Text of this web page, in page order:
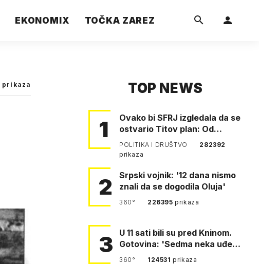
EKONOMIX TOČKA ZAREZ
prikaza TOP NEWS
1
Ovako bi SFRJ izgledala da se
ostvario Titov plan: Od
Klagenfurta do Istanbula!
POLITIKA I DRUŠTVO
282392
prikaza
2
Srpski vojnik: '12 dana nismo
znali da se dogodila Oluja'
360° 226395prikaza
3
U 11 sati bili su pred Kninom.
Gotovina: 'Sedma neka uđe,
4. gardijska neka g…
360° 124531prikaza